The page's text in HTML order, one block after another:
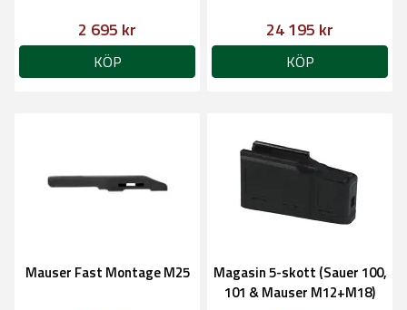
2 695 kr
KÖP
24 195 kr
KÖP
Mauser Fast Montage M25
Magasin 5-skott (Sauer 100,
101 & Mauser M12+M18)